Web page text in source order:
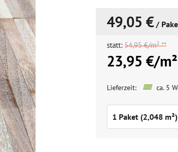
49,05 € /
statt: 54,95 €/m² **
23,95 €/
Lieferzeit: ca. 5